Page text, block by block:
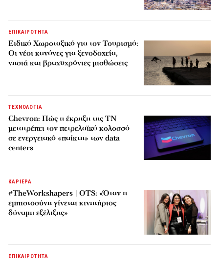
ΕΠΙΚΑΙΡΟΤΗΤΑ
Ειδικό Χωροταξικό για τον Τουρισμό:
Οι νέοι κανόνες για ξενοδοχεία,
νησιά και βραχυχρόνιες μισθώσεις
ΤΕΧΝΟΛΟΓΙΑ
Chevron: Πώς η έκρηξη της ΤΝ
μετατρέπει τον πετρελαϊκό κολοσσό
σε ενεργειακό «παίκτη» των data
centers
ΚΑΡΙΕΡΑ
#TheWorkshapers | OTS: «Όταν η
εμπιστοσύνη γίνεται κινητήριος
δύναμη εξέλιξης»
ΕΠΙΚΑΙΡΟΤΗΤΑ